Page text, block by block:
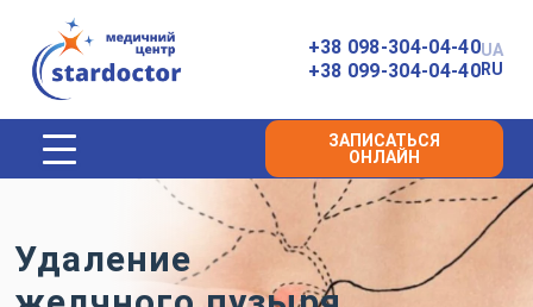
Главная
+38 098-304-04-40
+38 099-304-04-40
UA
RU
ЗАПИСАТЬСЯ
ОНЛАЙН
Удаление